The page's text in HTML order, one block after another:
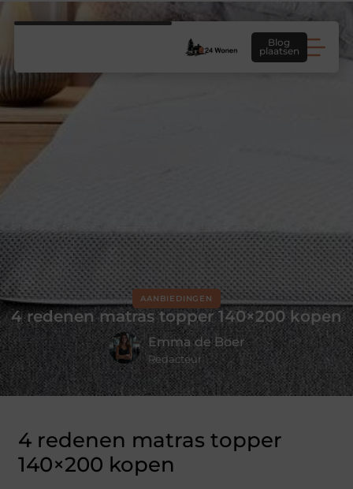
Blog
plaatsen
AANBIEDINGEN
4 redenen matras topper 140×200 kopen
Emma de Boer
Redacteur
4 redenen matras topper
140×200 kopen